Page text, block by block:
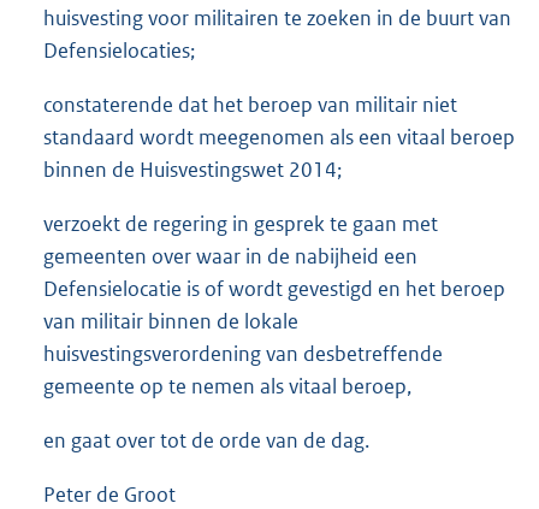
huisvesting voor militairen te zoeken in de buurt van
Defensielocaties;
constaterende dat het beroep van militair niet
standaard wordt meegenomen als een vitaal beroep
binnen de Huisvestingswet 2014;
verzoekt de regering in gesprek te gaan met
gemeenten over waar in de nabijheid een
Defensielocatie is of wordt gevestigd en het beroep
van militair binnen de lokale
huisvestingsverordening van desbetreffende
gemeente op te nemen als vitaal beroep,
en gaat over tot de orde van de dag.
Peter de Groot